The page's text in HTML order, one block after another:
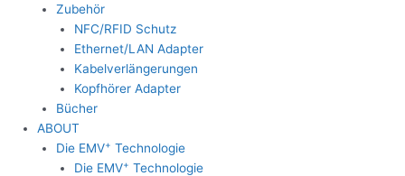
Zubehör
NFC/RFID Schutz
Ethernet/LAN Adapter
Kabelverlängerungen
Kopfhörer Adapter
Bücher
ABOUT
Die EMV+ Technologie
Die EMV+ Technologie